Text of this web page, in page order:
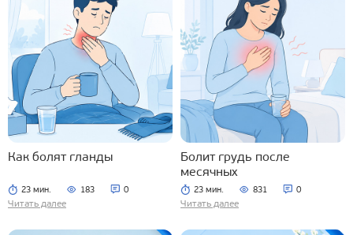
Как болят гланды
23 мин. 183 0
Читать далее
Болит грудь после
месячных
23 мин. 831 0
Читать далее